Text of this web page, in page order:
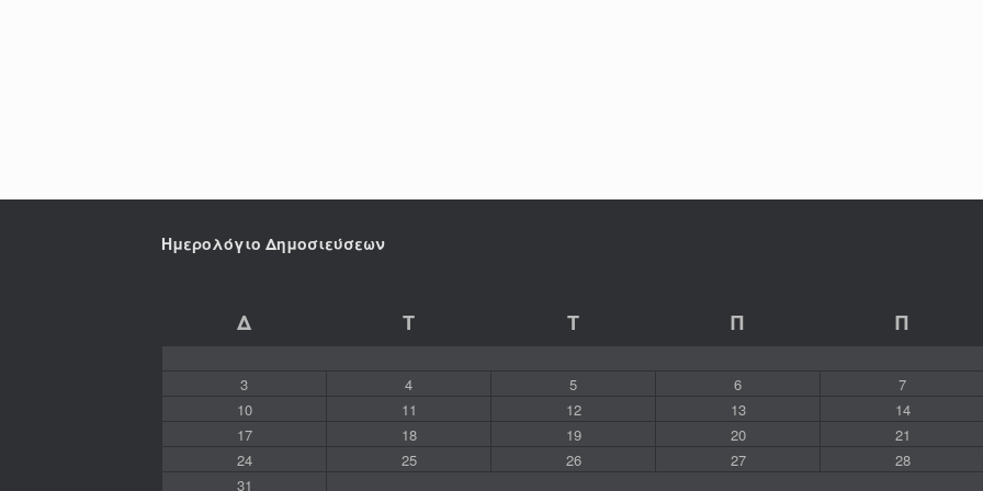
Ημερολόγιο Δημοσιεύσεων
Δ Τ Τ Π Π
3
4 5 6 7
10
11 12 13 14
17
18 19 20 21
24
25 26 27 28
31